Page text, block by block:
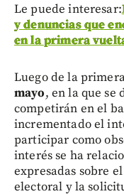
Le puede interesar:
y denuncias que
en la primera
Luego de la
mayo, en la que se
competirán en el
incrementado el
participar como
interés se ha
expresadas sobre
electoral y la